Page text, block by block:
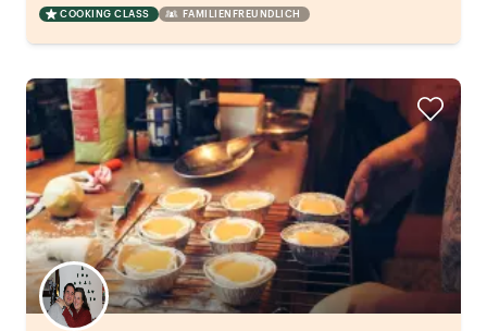
COOKING CLASS FAMILIENFREUNDLICH